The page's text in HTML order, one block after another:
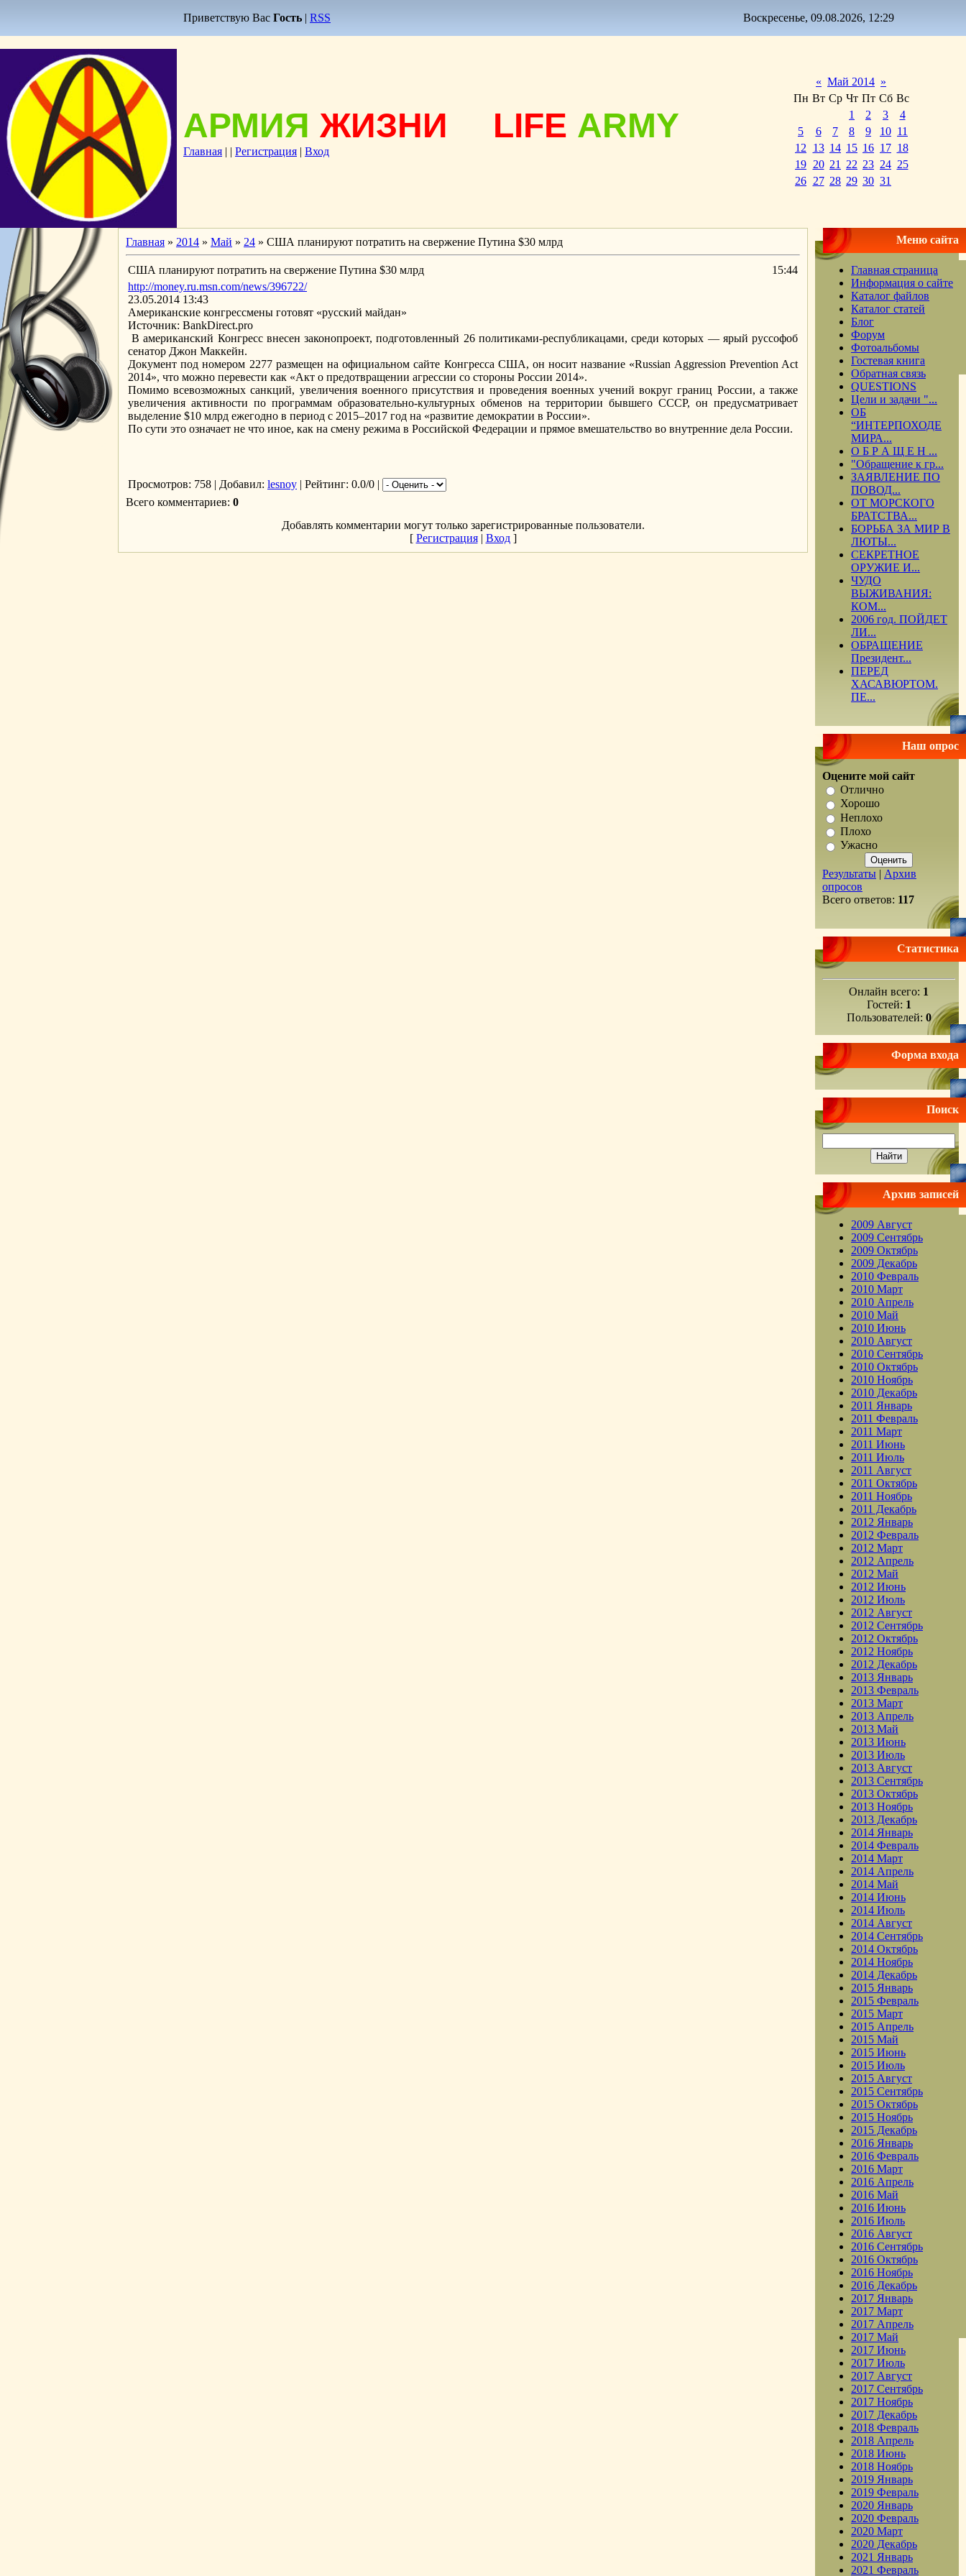
Приветствую Вас Гость | RSS Воскресенье, 09.08.2026, 12:29
АРМИЯ ЖИЗНИ LIFE ARMY
Главная | | Регистрация | Вход
« Май 2014 »
Пн Вт Ср Чт Пт Сб Вс
1
2 3
4
5
6 7 8 9 10 11
12
13 14 15 16 17 18
19 20 21 22 23 24 25
26 27 28 29 30 31
Главная » 2014 » Май » 24 » США планируют потратить на свержение Путина $30 млрд
США планируют потратить на свержение Путина $30 млрд
15:44
http://money.ru.msn.com/news/396722/
23.05.2014 13:43
Американские конгрессмены готовят «русский майдан»
Источник: ВankDirect.pro
В американский Конгресс внесен законопроект, подготовленный 26 политиками-республикацами, среди которых — ярый руссофоб
сенатор Джон Маккейн.
Документ под номером 2277 размещен на официальном сайте Конгресса США, он носит название «Russian Aggression Prevention Act
2014», что можно перевести как «Акт о предотвращении агрессии со стороны России 2014».
Помимо всевозможных санкций, увеличения военного присутствия и проведения военных учений вокруг границ России, а также
увеличения активности по программам образовательно-культурных обменов на территории бывшего СССР, он предусматривает
выделение $10 млрд ежегодно в период с 2015–2017 год на «развитие демократии в России».
По сути это означает не что иное, как на смену режима в Российской Федерации и прямое вмешательство во внутренние дела России.
Просмотров: 758 | Добавил: lesnoy | Рейтинг: 0.0/0 |
Всего комментариев: 0
Добавлять комментарии могут только зарегистрированные пользователи.
[ Регистрация| Вход]
Меню сайта
Главная страница
Информация о сайте
Каталог файлов
Каталог статей
Блог
Форум
Фотоальбомы
Гостевая книга
Обратная связь
QUESTIONS
Цели и задачи "...
ОБ
“ИНТЕРПОХОДЕ
МИРА...
О Б Р А Щ Е Н ...
"Обращение к гр...
ЗАЯВЛЕНИЕ ПО
ПОВОД...
ОТ МОРСКОГО
БРАТСТВА...
БОРЬБА ЗА МИР В
ЛЮТЫ...
СЕКРЕТНОЕ
ОРУЖИЕ И...
ЧУДО
ВЫЖИВАНИЯ:
КОМ...
2006 год. ПОЙДЕТ
ЛИ...
ОБРАЩЕНИЕ
Президент...
ПЕРЕД
ХАСАВЮРТОМ.
ПЕ...
Наш опрос
Оцените мой сайт
Отлично
Хорошо
Неплохо
Плохо
Ужасно
Результаты | Архив
опросов
Всего ответов: 117
Статистика
Онлайн всего: 1
Гостей: 1
Пользователей: 0
Форма входа
Поиск
Архив записей
2009 Август
2009 Сентябрь
2009 Октябрь
2009 Декабрь
2010 Февраль
2010 Март
2010 Апрель
2010 Май
2010 Июнь
2010 Август
2010 Сентябрь
2010 Октябрь
2010 Ноябрь
2010 Декабрь
2011 Январь
2011 Февраль
2011 Март
2011 Июнь
2011 Июль
2011 Август
2011 Октябрь
2011 Ноябрь
2011 Декабрь
2012 Январь
2012 Февраль
2012 Март
2012 Апрель
2012 Май
2012 Июнь
2012 Июль
2012 Август
2012 Сентябрь
2012 Октябрь
2012 Ноябрь
2012 Декабрь
2013 Январь
2013 Февраль
2013 Март
2013 Апрель
2013 Май
2013 Июнь
2013 Июль
2013 Август
2013 Сентябрь
2013 Октябрь
2013 Ноябрь
2013 Декабрь
2014 Январь
2014 Февраль
2014 Март
2014 Апрель
2014 Май
2014 Июнь
2014 Июль
2014 Август
2014 Сентябрь
2014 Октябрь
2014 Ноябрь
2014 Декабрь
2015 Январь
2015 Февраль
2015 Март
2015 Апрель
2015 Май
2015 Июнь
2015 Июль
2015 Август
2015 Сентябрь
2015 Октябрь
2015 Ноябрь
2015 Декабрь
2016 Январь
2016 Февраль
2016 Март
2016 Апрель
2016 Май
2016 Июнь
2016 Июль
2016 Август
2016 Сентябрь
2016 Октябрь
2016 Ноябрь
2016 Декабрь
2017 Январь
2017 Март
2017 Апрель
2017 Май
2017 Июнь
2017 Июль
2017 Август
2017 Сентябрь
2017 Ноябрь
2017 Декабрь
2018 Февраль
2018 Апрель
2018 Июнь
2018 Ноябрь
2019 Январь
2019 Февраль
2020 Январь
2020 Февраль
2020 Март
2020 Декабрь
2021 Январь
2021 Февраль